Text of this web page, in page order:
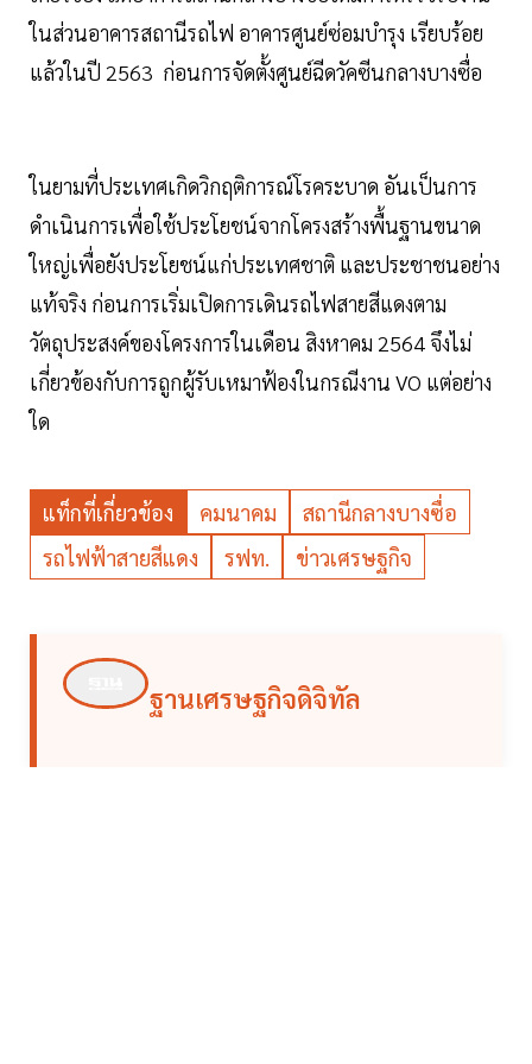
ในส่วนอาคารสถานีรถไฟ อาคารศูนย์ซ่อมบำรุง เรียบร้อย
แล้วในปี 2563 ก่อนการจัดตั้งศูนย์ฉีดวัคซีนกลางบางซื่อ
ในยามที่ประเทศเกิดวิกฤติการณ์โรคระบาด อันเป็นการ
ดำเนินการเพื่อใช้ประโยชน์จากโครงสร้างพื้นฐานขนาด
ใหญ่เพื่อยังประโยชน์แก่ประเทศชาติ และประชาชนอย่าง
แท้จริง ก่อนการเริ่มเปิดการเดินรถไฟสายสีแดงตาม
วัตถุประสงค์ของโครงการในเดือน สิงหาคม 2564 จึงไม่
เกี่ยวข้องกับการถูกผู้รับเหมาฟ้องในกรณีงาน VO แต่อย่าง
ใด
แท็กที่เกี่ยวข้อง คมนาคม
สถานีกลางบางซื่อ
รถไฟฟ้าสายสีแดง
รฟท. ข่าวเศรษฐกิจ
ฐานเศรษฐกิจดิจิทัล